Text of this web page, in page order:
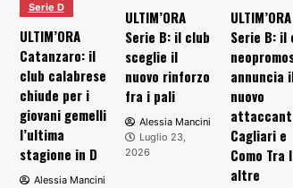
Serie D
ULTIM’ORA
Catanzaro: il
club calabrese
chiude per i
giovani gemelli
l’ultima
stagione in D
Alessia Mancini
ULTIM’ORA
Serie B: il club
sceglie il
nuovo rinforzo
fra i pali
Alessia Mancini
Luglio 23,
2026
ULTIM’ORA
Serie B: il
annuncia
nuovo
Cagliari e
Como Tra
altre